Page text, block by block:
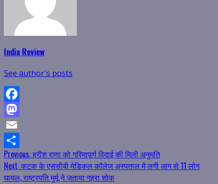
India Review
See author's posts
Facebook
Mastodon
Email
Share
Continue
Reading
Previous:हरीश राणा को गरिमापूर्ण विदाई की मिली अनुमति
Next:कटक के एससीबी मेडिकल कॉलेज अस्पताल में लगी आग से 11 लोग
घायल, राष्ट्रपति मुर्मू ने जताया गहरा शोक